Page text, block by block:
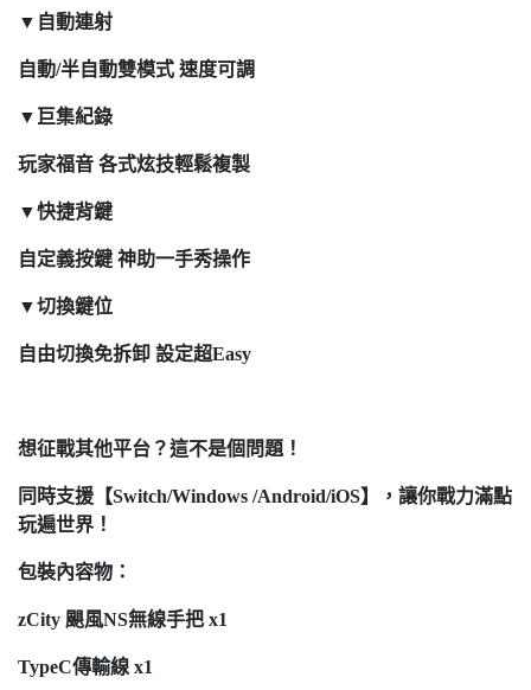
▼自動連射
自動/半自動雙模式 速度可調
▼巨集紀錄
玩家福音 各式炫技輕鬆複製
▼快捷背鍵
自定義按鍵 神助一手秀操作
▼切換鍵位
自由切換免拆卸 設定超Easy
想征戰其他平台？這不是個問題！
同時支援【Switch/Windows /Android/iOS】，讓你戰力滿點
玩遍世界！
包裝內容物：
zCity 颶風NS無線手把 x1
TypeC傳輸線 x1